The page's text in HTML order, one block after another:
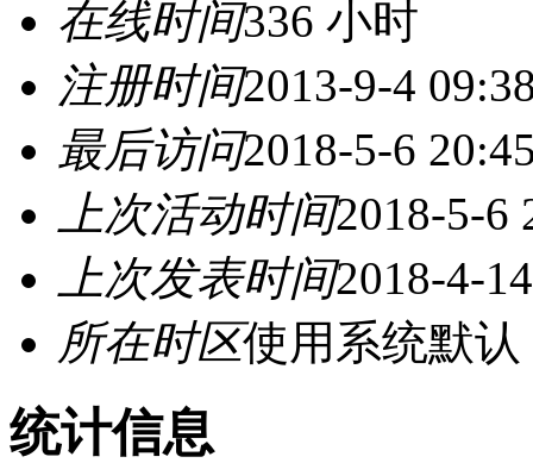
在线时间336 小时
注册时间2013-9-4
最后访问2018-5-6
上次活动时间2018-5-6
上次发表时间2018-4-
所在时区使用系统默认
统计信息